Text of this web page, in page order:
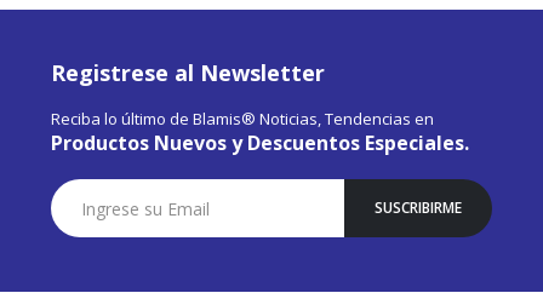
Registrese al Newsletter
Reciba lo último de Blamis® Noticias, Tendencias en
Productos Nuevos y Descuentos Especiales.
Suscríbase
a
Nuestro
SUSCRIBIRME